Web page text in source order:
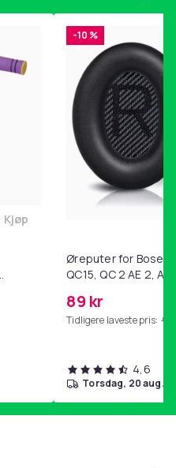
Legg Magetrener, 6-rørs
Kjøp
-10 %
Øreputer for Bose
QC15, QC 2 AE 2, AE
89 kr
Tidligere laveste pris: 99
4,6
torsdag, 20 aug.